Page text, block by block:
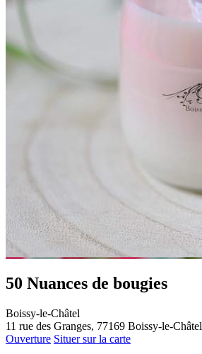
50 Nuances de bougies
Boissy-le-Châtel
11 rue des Granges, 77169 Boissy-le-Châtel
Ouverture Situer sur la carte